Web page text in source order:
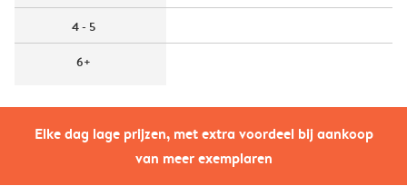
Elke dag lage prijzen, met extra voordeel bij aankoop
van meer exemplaren
4 - 5
6+